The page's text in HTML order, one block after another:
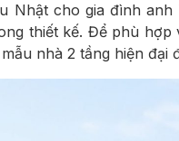
Nhật cho gia đình
thiết kế. Để phù
nhà 2 tầng hiện